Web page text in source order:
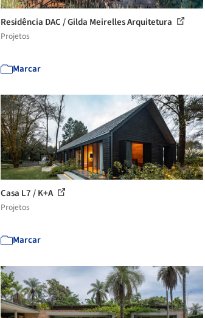
Residência DAC / Gilda Meirelles Arquitetura
Projetos
Marcar
Casa L7 / K+A
Projetos
Marcar